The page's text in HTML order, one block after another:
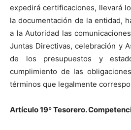
expedirá certificaciones, llevará
la documentación de la entidad,
a la Autoridad las
Juntas Directivas, celebración y
de los presupuestos y
cumplimiento de las
términos que legalmente
Artículo 19ºTesorero.